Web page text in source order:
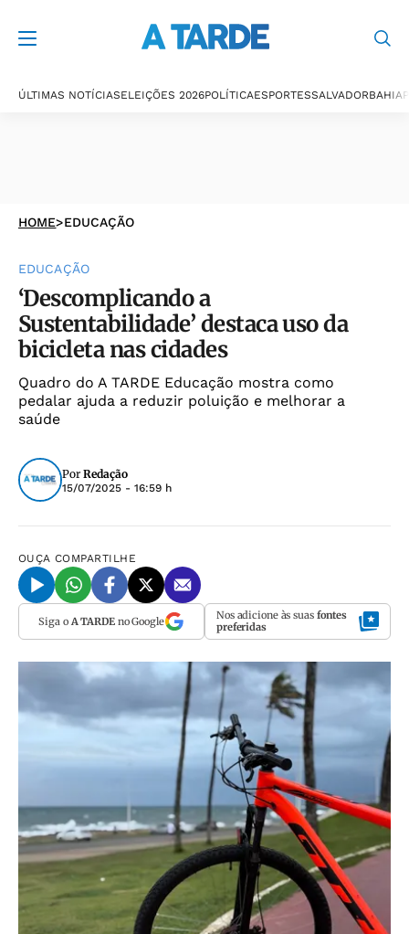
ÚLTIMAS NOTÍCIASELEIÇÕES 2026POLÍTICAESPORTESSALVADORBAHIA
HOME>EDUCAÇÃO
EDUCAÇÃO
‘Descomplicando a
Sustentabilidade’ destaca uso da
bicicleta nas cidades
Quadro do A TARDE Educação mostra como
pedalar ajuda a reduzir poluição e melhorar a
saúde
Por Redação
15/07/2025 - 16:59 h
OUÇA COMPARTILHE
Siga o A TARDEno Google Nos adicione às suas fontes
preferidas